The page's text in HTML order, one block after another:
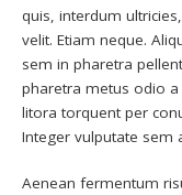
quis, interdum
velit. Etiam neque.
sem in pharetra
pharetra metus odio a
litora torquent per
Integer vulputate sem
Aenean fermentum